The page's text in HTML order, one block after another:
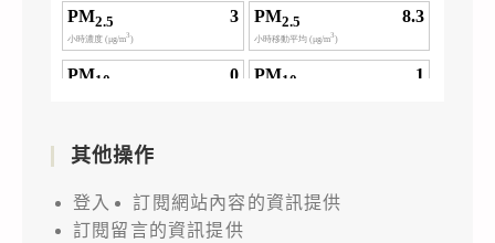
其他操作
登入
訂閱網站內容的資訊提供
訂閱留言的資訊提供